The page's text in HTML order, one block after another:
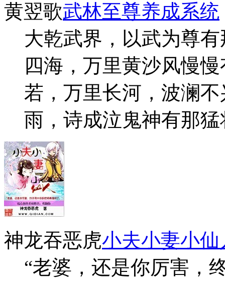
黄翌歌武林至尊养成系统
大乾武界，以武为尊
四海，万里黄沙风慢
若，万里长河，波澜
雨，诗成泣鬼神有那
神龙吞恶虎小夫小妻小仙
“老婆，还是你厉害，